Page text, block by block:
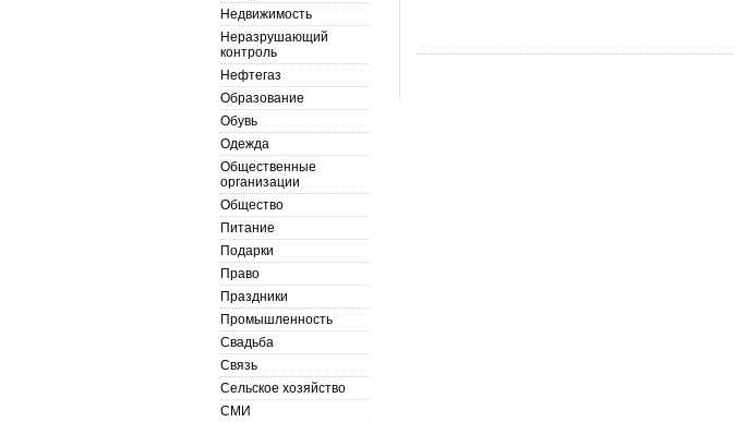
Недвижимость
Неразрушающий
контроль
Нефтегаз
Образование
Обувь
Одежда
Общественные
организации
Общество
Питание
Подарки
Право
Праздники
Промышленность
Свадьба
Связь
Сельское хозяйство
СМИ